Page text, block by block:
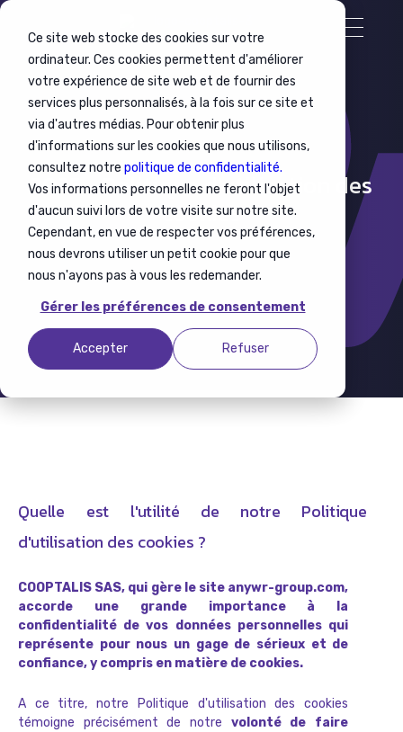
Ce site web stocke des cookies sur votre
ordinateur. Ces cookies permettent d'améliorer
votre expérience de site web et de fournir des
services plus personnalisés, à la fois sur ce site et
via d'autres médias. Pour obtenir plus
d'informations sur les cookies que nous utilisons,
consultez notre politique de confidentialité.
Vos informations personnelles ne feront l'objet
d'aucun suivi lors de votre visite sur notre site.
Cependant, en vue de respecter vos préférences,
nous devrons utiliser un petit cookie pour que
nous n'ayons pas à vous les redemander.
Gérer les préférences de consentement
Accepter Refuser
2025 - Politique d'utilisation des
cookies
Quelle est l'utilité de notre Politique
d'utilisation des cookies ?
COOPTALIS SAS, qui gère le site anywr-group.com,
accorde une grande importance à la
confidentialité de vos données personnelles qui
représente pour nous un gage de sérieux et de
confiance, y compris en matière de cookies.
A ce titre, notre Politique d'utilisation des cookies
témoigne précisément de notre volonté de faire